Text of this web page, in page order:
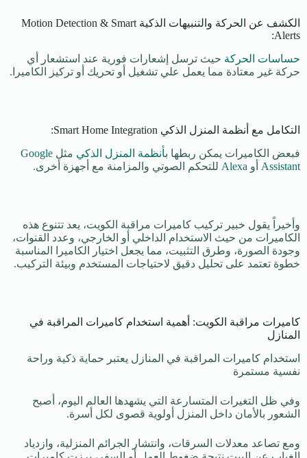
الكشف عن الحركة والتنبيهات الذكية Motion Detection & Smart
Alerts:
حساسات الحركة حيث ترسل إشعارات فورية عند استشعار أي
حركة غير معتادة مما يعمل علي تشغيل أو تحريك أو تركيز الكاميرا.
التكامل مع أنظمة المنزل الذكي Smart Home Integration:
فبعض الكاميرات يمكن ربطها بأنظمة المنزل الذكي مثل Google
Assistant أو Alexa للتحكم الصوتي والمزامنة مع أجهزة أخرى.
وأخيراً يقول خبير تركيب كاميرات مراقبة الكويت، يعد تتنوع هذه
الكاميرات من حيث الاستخدام الداخلي أو الخارجي، وعدد القنوات،
وجودة الصورة، وطرق التثبيت، مما يجعل اختيار الكاميرا المناسبة
خطوة تعتمد على تحليل دقيق لاحتياجات المستخدم وبيئة التركيب.
كاميرات مراقبة الكويت: أهمية استخدام كاميرات المراقبة في
المنازل
استخدام كاميرات المراقبة في المنازل يعتبر حماية ذكية وراحة
نفسية مستمرة
وفي ظل التغيرات المتسارعة التي يشهدها العالم اليوم، أصبح
الشعور بالأمان داخل المنزل أولوية قصوى لكل أسرة.
ومع تصاعد معدلات السرقات، وانتشار الجرائم المنزلية، وازدياد